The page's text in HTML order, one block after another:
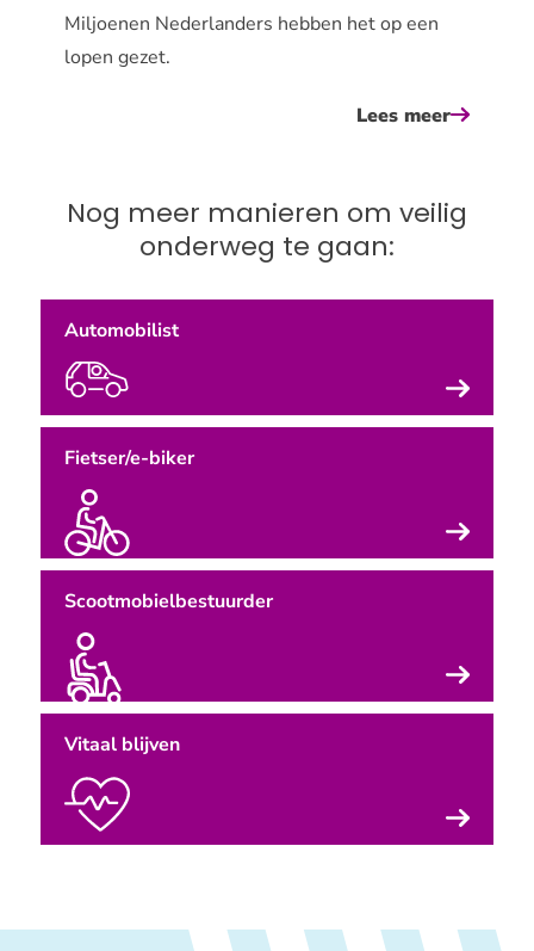
Miljoenen Nederlanders hebben het op een
lopen gezet.
Lees meerover
telt!
Nog meer manieren om veilig
onderweg te gaan:
Automobilist
Fietser/e-biker
Scootmobielbestuurder
Vitaal blijven